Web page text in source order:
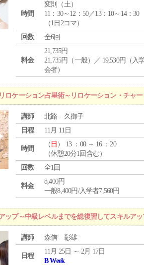
時間
変則（土）
11：30～12：50／13：10～14：30
（1日2コマ）
回数
全6回
料金
21,735円
21,735円（一般）／ 19,530円（入
会者）
ロケーション占星術～リロケーション・チャ
講師
北路 久御子
日程
11月 11日
時間
（ 日 ） 13 ：00 ～ 16 ：20
（休憩20分1回含む）
回数
全1回
料金
8,400円
一般8,400円/入学者7,560円
ップ～中級レベルまでを総復習してスキルア
講師 森信 彰雄
日程
11月 25日 ～ 2月 17日
B Week